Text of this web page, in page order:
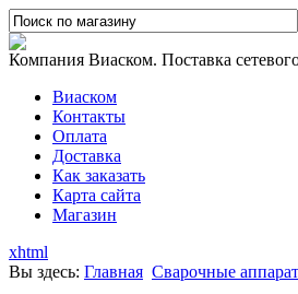
Компания Виаском. Поставка
Виаском
Контакты
Оплата
Доставка
Как заказать
Карта сайта
Магазин
xhtml
Вы здесь: Главная Сварочные